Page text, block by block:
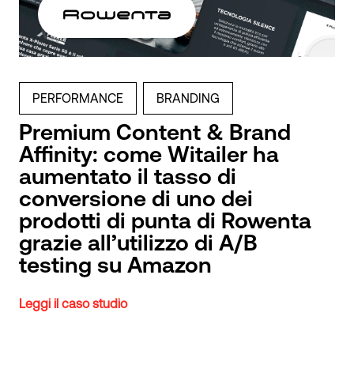
PERFORMANCE BRANDING
Premium Content & Brand
Affinity: come Witailer ha
aumentato il tasso di
conversione di uno dei
prodotti di punta di Rowenta
grazie all’utilizzo di A/B
testing su Amazon
Leggi il caso studio